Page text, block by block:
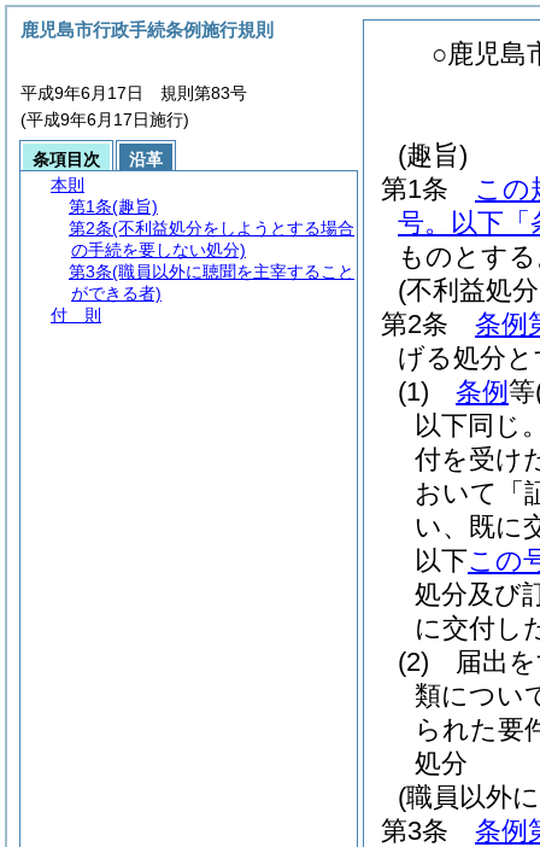
○鹿児島
(趣旨)
第1条
この
号。以下「
ものとす
(不利益処
第2条
条例
げる処分
(1)
条例 等
以下同じ
付を受け
おいて「
い、既に
以下この
処分及び
に交付し
(2)
届出
類につい
られた要
処分
(職員以外
第3条
条例
鹿児島市行政手続条例施行規則
平成9年6月17日 規則第83号
(平成9年6月17日施行)
条項目次
沿革
本則
第1条(趣旨)
第2条(不利益処分をしようとする場合
の手続を要しない処分)
第3条(職員以外に聴聞を主宰すること
ができる者)
付 則